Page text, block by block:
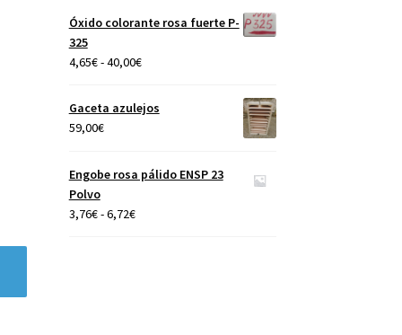
Óxido colorante rosa fuerte P-
325
4,65€-40,00€Rango
precios:
desde
40,00€
Gaceta azulejos
59,00€
Engobe rosa pálido ENSP 23
Polvo
3,76€-6,72€Rango